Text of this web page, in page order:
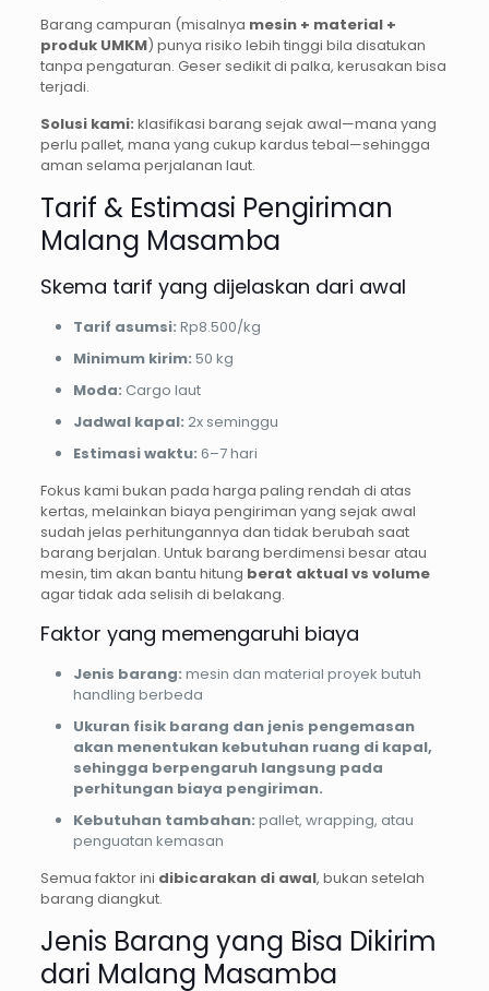
Barang campuran (misalnya mesin + material +
produk UMKM) punya risiko lebih tinggi bila disatukan
tanpa pengaturan. Geser sedikit di palka, kerusakan bisa
terjadi.
Solusi kami: klasifikasi barang sejak awal—mana yang
perlu pallet, mana yang cukup kardus tebal—sehingga
aman selama perjalanan laut.
Tarif & Estimasi Pengiriman
Malang Masamba
Skema tarif yang dijelaskan dari awal
Tarif asumsi: Rp8.500/kg
Minimum kirim: 50 kg
Moda: Cargo laut
Jadwal kapal: 2x seminggu
Estimasi waktu: 6–7 hari
Fokus kami bukan pada harga paling rendah di atas
kertas, melainkan biaya pengiriman yang sejak awal
sudah jelas perhitungannya dan tidak berubah saat
barang berjalan. Untuk barang berdimensi besar atau
mesin, tim akan bantu hitung berat aktual vs volume
agar tidak ada selisih di belakang.
Faktor yang memengaruhi biaya
Jenis barang: mesin dan material proyek butuh
handling berbeda
Ukuran fisik barang dan jenis pengemasan
akan menentukan kebutuhan ruang di kapal,
sehingga berpengaruh langsung pada
perhitungan biaya pengiriman.
Kebutuhan tambahan: pallet, wrapping, atau
penguatan kemasan
Semua faktor ini dibicarakan di awal, bukan setelah
barang diangkut.
Jenis Barang yang Bisa Dikirim
dari Malang Masamba